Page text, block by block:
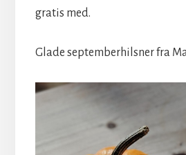
gratis med.
Glade septemberhilsner fra